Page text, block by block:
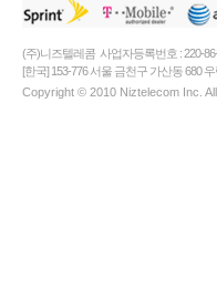
(주)니즈텔레콤 사업자등록번호 : 220-
[한국] 153-776 서울 금천구 가산동 680 우
Copyright © 2010 Niztelecom Inc.